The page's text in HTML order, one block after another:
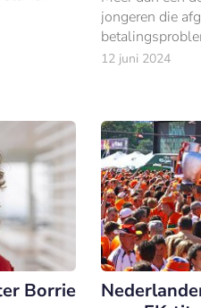
jongeren die
gezocht om
12 juni 2024
Borrie